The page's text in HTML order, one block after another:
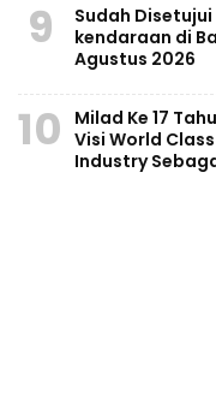
9
Sudah
kendaraan di
Agustus 2026
10
Milad Ke 17
Visi World
Industry